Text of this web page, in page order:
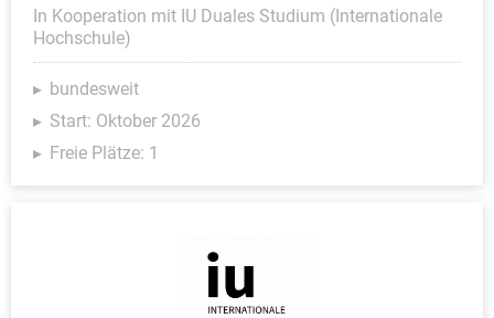
In Kooperation mit IU Duales Studium (Internationale
Hochschule)
bundesweit
Start: Oktober 2026
Freie Plätze: 1